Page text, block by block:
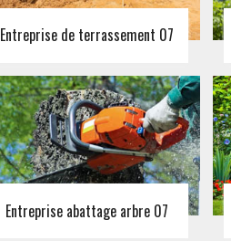
Entreprise de terrassement 07
Entreprise abattage arbre 07